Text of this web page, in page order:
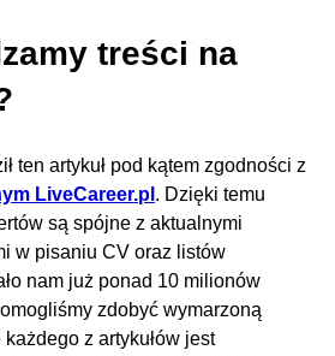
treści na
ten artykuł pod kątem zgodności z
LiveCareer.pl . Dzięki temu
są spójne z aktualnymi
w pisaniu CV oraz listów
nam już ponad 10 milionów
zdobyć wymarzoną
z artykułów jest